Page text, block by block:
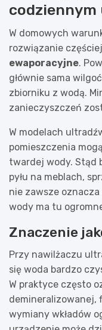
W domowych
rozwiązanie
ewaporacyjne.
głównie sama
zbiorniku z wodą.
zanieczyszczeń
W modelach
pomieszczenia
twardej wody. Stąd
pyłu na meblach,
nie zawsze
wody ma tu
Znaczenie
Przy nawilżaczu
się woda bardzo
W praktyce często
demineralizowanej,
wymiany wkładów